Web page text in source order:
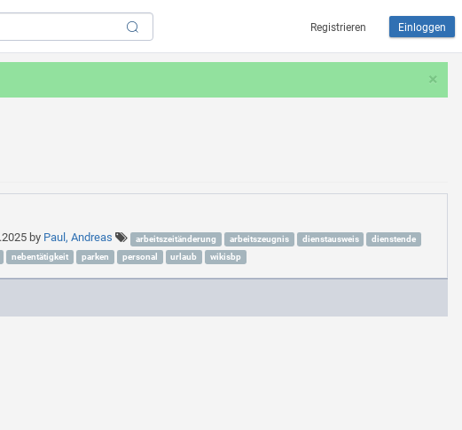
Registrieren Einloggen
×
by Paul, Andreas arbeitszeitänderung arbeitszeugnis dienstausweis
dienstende
nebentätigkeit parken personal urlaub wikisbp